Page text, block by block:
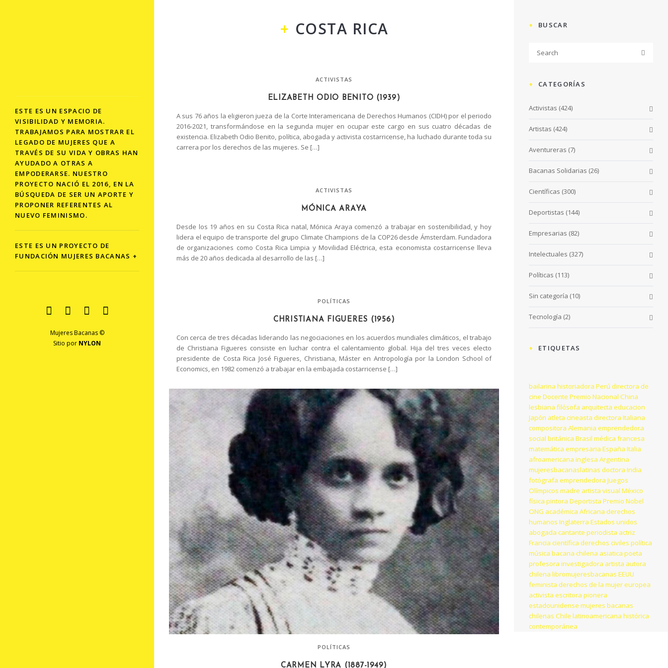
ESTE ES UN ESPACIO DE
VISIBILIDAD Y MEMORIA.
TRABAJAMOS PARA MOSTRAR EL
LEGADO DE MUJERES QUE A
TRAVÉS DE SU VIDA Y OBRAS HAN
AYUDADO A OTRAS A
EMPODERARSE. NUESTRO
PROYECTO NACIÓ EL 2016, EN LA
BÚSQUEDA DE SER UN APORTE Y
PROPONER REFERENTES AL
NUEVO FEMINISMO.
ESTE ES UN PROYECTO DE
FUNDACIÓN MUJERES BACANAS +
Mujeres Bacanas ©
Sitio por NYLON
COSTA RICA
ACTIVISTAS
ELIZABETH ODIO BENITO (1939)
A sus 76 años la eligieron jueza de la Corte Interamericana de Derechos Humanos (CIDH) por el periodo
2016-2021, transformándose en la segunda mujer en ocupar este cargo en sus cuatro décadas de
existencia. Elizabeth Odio Benito, política, abogada y activista costarricense, ha luchado durante toda su
carrera por los derechos de las mujeres. Se […]
ACTIVISTAS
MÓNICA ARAYA
Desde los 19 años en su Costa Rica natal, Mónica Araya comenzó a trabajar en sostenibilidad, y hoy
lidera el equipo de transporte del grupo Climate Champions de la COP26 desde Ámsterdam. Fundadora
de organizaciones como Costa Rica Limpia y Movilidad Eléctrica, esta economista costarricense lleva
más de 20 años dedicada al desarrollo de las […]
POLÍTICAS
CHRISTIANA FIGUERES (1956)
Con cerca de tres décadas liderando las negociaciones en los acuerdos mundiales climáticos, el trabajo
de Christiana Figueres consiste en luchar contra el calentamiento global. Hija del tres veces electo
presidente de Costa Rica José Figueres, Christiana, Máster en Antropología por la London School of
Economics, en 1982 comenzó a trabajar en la embajada costarricense […]
POLÍTICAS
CARMEN LYRA (1887-1949)
BUSCAR
CATEGORÍAS
Activistas (424)
Artistas (424)
Aventureras (7)
Bacanas Solidarias (26)
Científicas (300)
Deportistas (144)
Empresarias (82)
Intelectuales (327)
Políticas (113)
Sin categoría (10)
Tecnología (2)
ETIQUETAS
bailarina historiadora Perú directora de
cine Docente Premio Nacional China
lesbiana filósofa arquitecta educacion
Japón atleta cineasta directora Italiana
compositora Alemania emprendedora
social británica Brasil médica francesa
matemática empresaria España Italia
afroamericana inglesa Argentina
mujeresbacanaslatinas doctora India
fotógrafa emprendedora Juegos
Olímpicos madre artista visual México
física pintora Deportista Premio Nobel
ONG académica Africana derechos
humanos Inglaterra Estados unidos
abogada cantante periodista actriz
Francia científica derechos civiles política
música bacana chilena asiatica poeta
profesora investigadora artista autora
chilena libromujeresbacanas EEUU
feminista derechos de la mujereuropea
activista escritora pionera
estadounidense mujeres bacanas
chilenas Chile latinoamericana histórica
contemporánea